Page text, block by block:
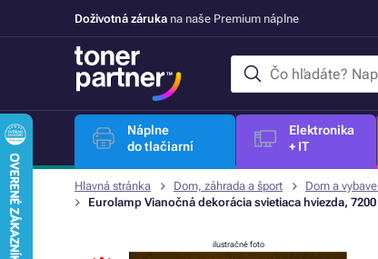
Doživotná záruka na naše Premium náplne
Náplne
do tlačiarní
Elektronika
+ IT
Hlavná stránka Dom, záhrada a šport Dom a
Eurolamp Vianočná dekorácia svietiaca hviezda,
ilustračné foto